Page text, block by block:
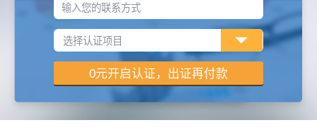
输入您的联系方式